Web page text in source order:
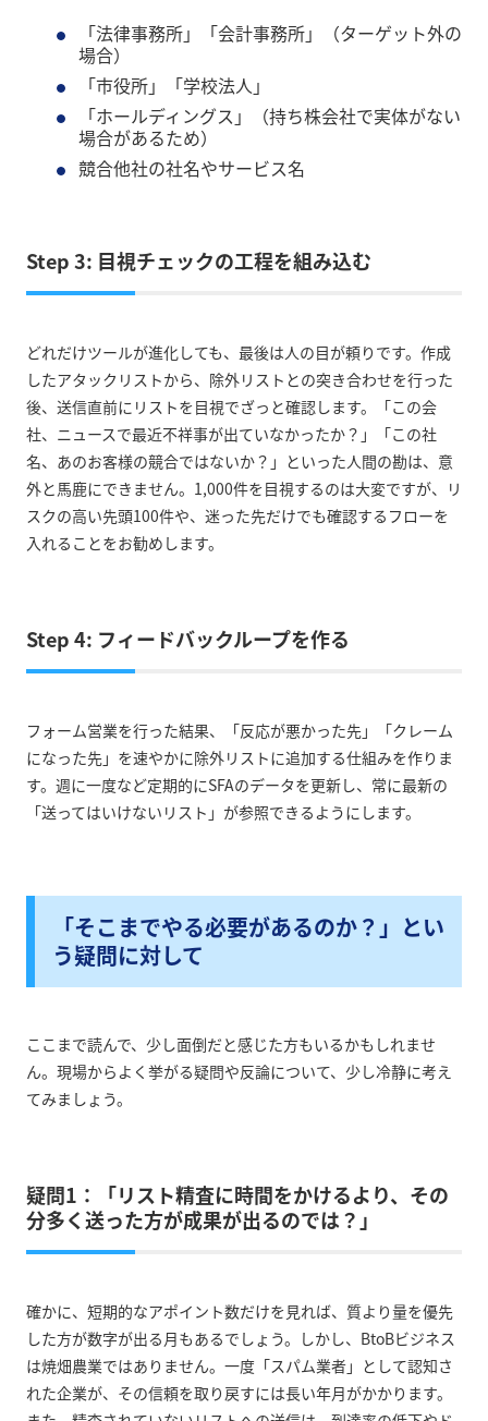
「法律事務所」「会計事務所」（ターゲット外の
場合）
「市役所」「学校法人」
「ホールディングス」（持ち株会社で実体がない
場合があるため）
競合他社の社名やサービス名
Step 3: 目視チェックの工程を組み込む
どれだけツールが進化しても、最後は人の目が頼りです。作成
したアタックリストから、除外リストとの突き合わせを行った
後、送信直前にリストを目視でざっと確認します。「この会
社、ニュースで最近不祥事が出ていなかったか？」「この社
名、あのお客様の競合ではないか？」といった人間の勘は、意
外と馬鹿にできません。1,000件を目視するのは大変ですが、リ
スクの高い先頭100件や、迷った先だけでも確認するフローを
入れることをお勧めします。
Step 4: フィードバックループを作る
フォーム営業を行った結果、「反応が悪かった先」「クレーム
になった先」を速やかに除外リストに追加する仕組みを作りま
す。週に一度など定期的にSFAのデータを更新し、常に最新の
「送ってはいけないリスト」が参照できるようにします。
「そこまでやる必要があるのか？」とい
う疑問に対して
ここまで読んで、少し面倒だと感じた方もいるかもしれませ
ん。現場からよく挙がる疑問や反論について、少し冷静に考え
てみましょう。
疑問1：「リスト精査に時間をかけるより、その
分多く送った方が成果が出るのでは？」
確かに、短期的なアポイント数だけを見れば、質より量を優先
した方が数字が出る月もあるでしょう。しかし、BtoBビジネス
は焼畑農業ではありません。一度「スパム業者」として認知さ
れた企業が、その信頼を取り戻すには長い年月がかかります。